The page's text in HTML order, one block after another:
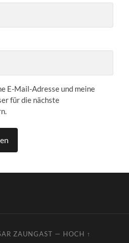
E-Mail-Adresse und meine
für die nächste
ZAUNGAST — HOCH ↑